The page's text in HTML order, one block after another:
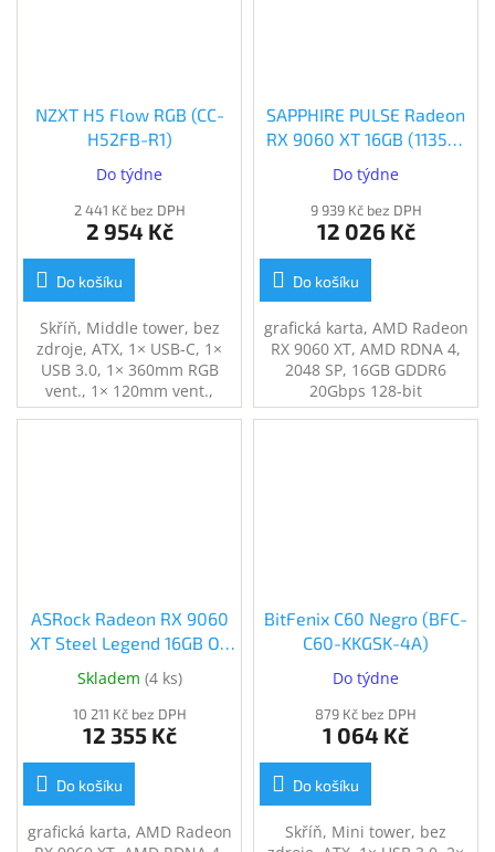
NZXT H5 Flow RGB (CC-
H52FB-R1)
Do týdne
2 441 Kč bez DPH
2 954 Kč
Do košíku
Skříň, Middle tower, bez
zdroje, ATX, 1× USB-C, 1×
USB 3.0, 1× 360mm RGB
vent., 1× 120mm vent.,
průhledná bočnice,
SAPPHIRE PULSE Radeon
RX 9060 XT 16GB (11350-
03-20G)
Do týdne
9 939 Kč bez DPH
12 026 Kč
Do košíku
grafická karta, AMD Radeon
RX 9060 XT, AMD RDNA 4,
2048 SP, 16GB GDDR6
20Gbps 128-bit
ASRock Radeon RX 9060
XT Steel Legend 16GB OC
Skladem (4 ks)
10 211 Kč bez DPH
12 355 Kč
Do košíku
grafická karta, AMD Radeon
BitFenix C60 Negro (BFC-
C60-KKGSK-4A)
Do týdne
879 Kč bez DPH
1 064 Kč
Do košíku
Skříň, Mini tower, bez